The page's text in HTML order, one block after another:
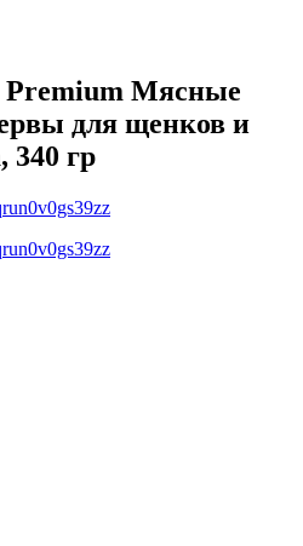
Premium Мясные
для щенков и
340 гр